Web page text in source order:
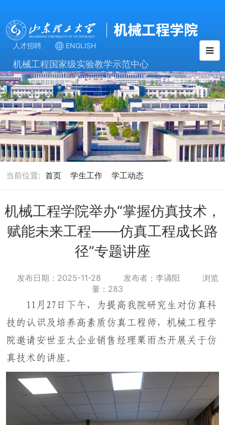
人才招聘 ENGLISH
机械工程国家级实验教学示范中心
当前位置: 首页 学生工作 学工动态
机械工程学院举办“掌握仿真技术，
赋能未来工程——仿真工程成长路
径”专题讲座
发布日期：2025-11-28 发布者：李诵阳
浏览
量： 283
11月27日下午，为提高我院研究生对仿真科
技的认识及培养高素质仿真工程师，机械工程学
院邀请安世亚太企业销售经理栗雨杰开展关于仿
真技术的讲座。